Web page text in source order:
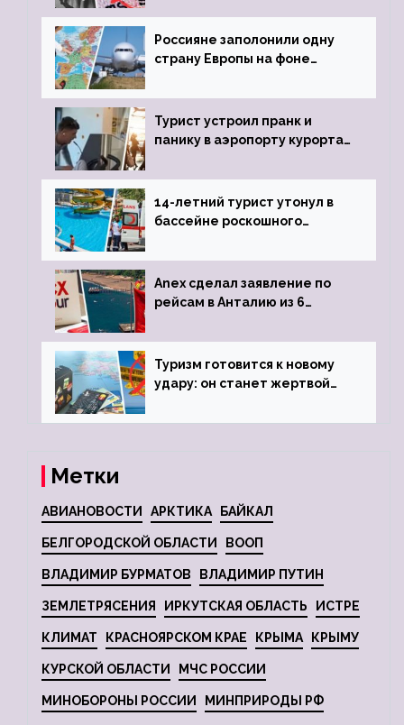
Россияне заполонили одну
страну Европы на фоне
виз
Турист устроил пранк и
панику в аэропорту курорта,
задержке рейса
14-летний турист утонул в
бассейне роскошного
Anex сделал заявление по
рейсам в Анталию из 6
Туризм готовится к новому
удару: он станет жертвой
Метки
АВИАНОВОСТИ АРКТИКА БАЙКАЛ
БЕЛГОРОДСКОЙ ОБЛАСТИ ВООП
ВЛАДИМИР БУРМАТОВ ВЛАДИМИР ПУТИН
ЗЕМЛЕТРЯСЕНИЯ ИРКУТСКАЯ ОБЛАСТЬ ИСТРЕ
КЛИМАТ КРАСНОЯРСКОМ КРАЕ КРЫМА КРЫМУ
КУРСКОЙ ОБЛАСТИ МЧС РОССИИ
МИНОБОРОНЫ РОССИИ МИНПРИРОДЫ РФ